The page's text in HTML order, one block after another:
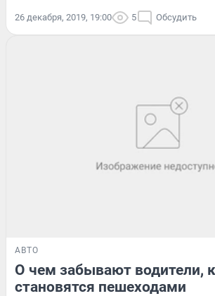
26 декабря, 2019, 19:00 5 Обсудить
АВТО
О чем забывают водители,
становятся пешеходами